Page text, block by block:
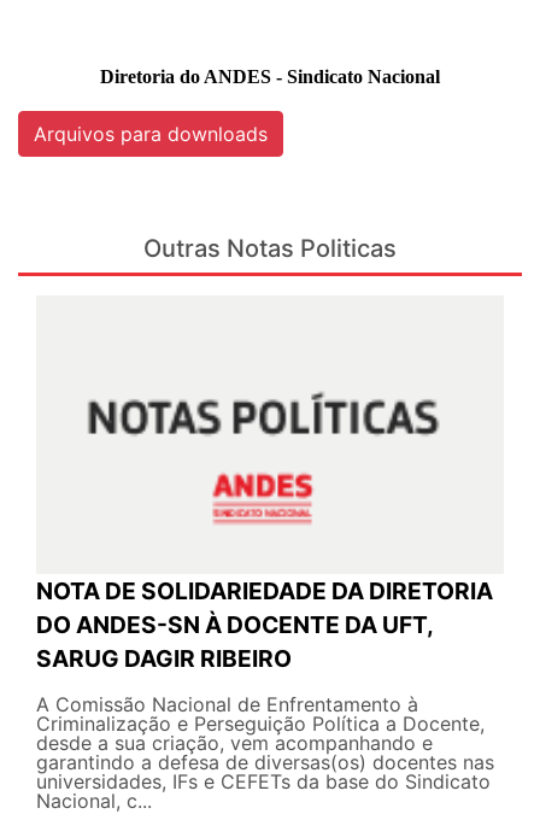
Diretoria do ANDES - Sindicato Nacional
Arquivos para downloads
Outras Notas Politicas
NOTA DE SOLIDARIEDADE DA DIRETORIA
DO ANDES-SN À DOCENTE DA UFT,
SARUG DAGIR RIBEIRO
A Comissão Nacional de Enfrentamento à
Criminalização e Perseguição Política a Docente,
desde a sua criação, vem acompanhando e
garantindo a defesa de diversas(os) docentes nas
universidades, IFs e CEFETs da base do Sindicato
Nacional, c...